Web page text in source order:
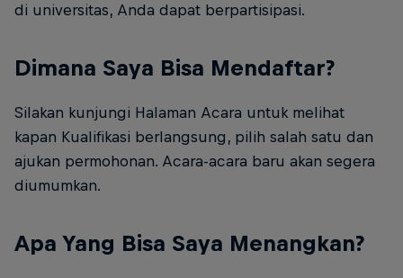
di universitas, Anda dapat berpartisipasi.
Dimana Saya Bisa Mendaftar?
Silakan kunjungi Halaman Acara untuk melihat
kapan Kualifikasi berlangsung, pilih salah satu dan
ajukan permohonan. Acara-acara baru akan segera
diumumkan.
Apa Yang Bisa Saya Menangkan?